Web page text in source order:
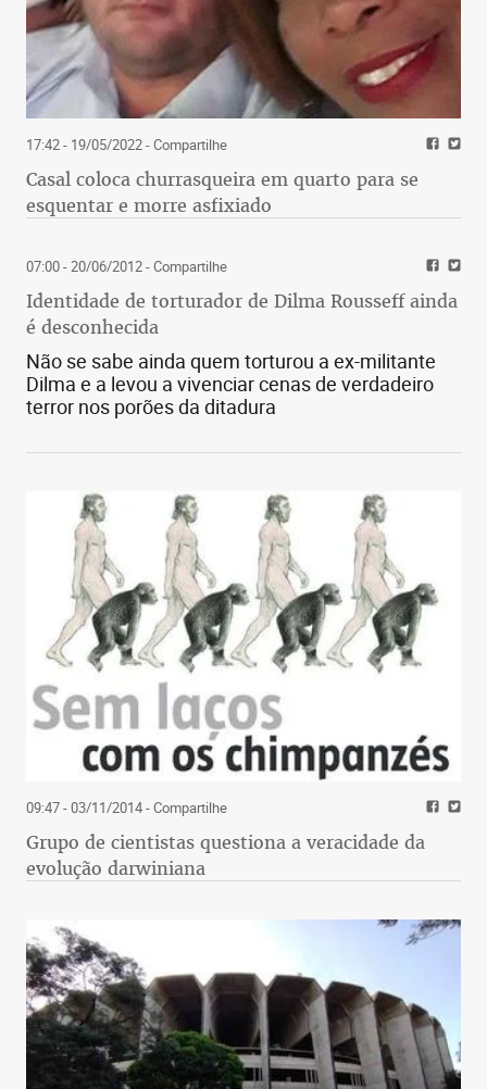
17:42 - 19/05/2022- Compartilhe
Casal coloca churrasqueira em quarto para se
esquentar e morre asfixiado
07:00 - 20/06/2012- Compartilhe
Identidade de torturador de Dilma Rousseff ainda
é desconhecida
Não se sabe ainda quem torturou a ex-militante
Dilma e a levou a vivenciar cenas de verdadeiro
terror nos porões da ditadura
09:47 - 03/11/2014- Compartilhe
Grupo de cientistas questiona a veracidade da
evolução darwiniana